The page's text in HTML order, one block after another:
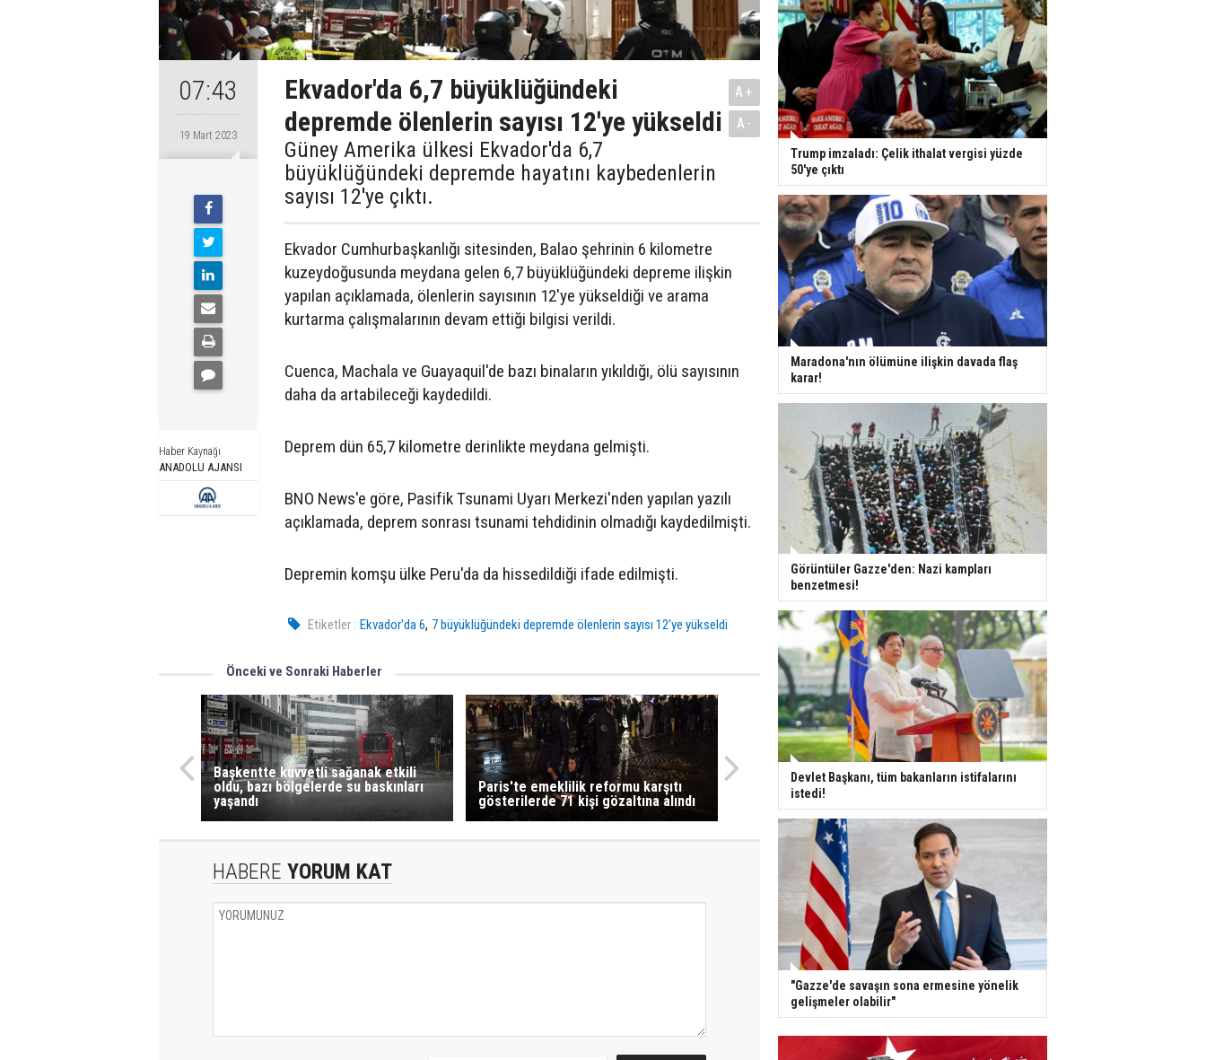
07:43
19 Mart 2023
Haber Kaynağı
ANADOLU AJANSI
Ekvador'da 6,7 büyüklüğündeki
depremde ölenlerin sayısı 12'ye yükseldi
Güney Amerika ülkesi Ekvador'da 6,7
büyüklüğündeki depremde hayatını kaybedenlerin
sayısı 12'ye çıktı.
A+
A-
Ekvador Cumhurbaşkanlığı sitesinden, Balao şehrinin 6 kilometre
kuzeydoğusunda meydana gelen 6,7 büyüklüğündeki depreme ilişkin
yapılan açıklamada, ölenlerin sayısının 12'ye yükseldiği ve arama
kurtarma çalışmalarının devam ettiği bilgisi verildi.
Cuenca, Machala ve Guayaquil'de bazı binaların yıkıldığı, ölü sayısının
daha da artabileceği kaydedildi.
Deprem dün 65,7 kilometre derinlikte meydana gelmişti.
BNO News'e göre, Pasifik Tsunami Uyarı Merkezi'nden yapılan yazılı
açıklamada, deprem sonrası tsunami tehdidinin olmadığı kaydedilmişti.
Depremin komşu ülke Peru'da da hissedildiği ifade edilmişti.
Etiketler : Ekvador'da 6, 7 büyüklüğündeki depremde ölenlerin sayısı 12'ye yükseldi
Önceki ve Sonraki Haberler
Başkentte kuvvetli sağanak etkili
oldu, bazı bölgelerde su baskınları
yaşandı
Paris'te emeklilik reformu karşıtı
gösterilerde 71 kişi gözaltına alındı
HABERE YORUM KAT
Trump imzaladı: Çelik ithalat vergisi yüzde
50'ye çıktı
Maradona'nın ölümüne ilişkin davada flaş
karar!
Görüntüler Gazze'den: Nazi kampları
benzetmesi!
Devlet Başkanı, tüm bakanların istifalarını
istedi!
"Gazze'de savaşın sona ermesine yönelik
gelişmeler olabilir"